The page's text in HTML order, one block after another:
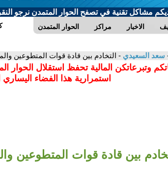
مشاكل تقنية في تصفح الحوار المتمدن نرجو
الحوار المتمدن مراكز الاخبار
سعد السعيدي - التخادم بين قادة قوات المتطوعين
وتبرعاتكن المالية تحفظ استقلال الحوار
استمرارية هذا الفضاء اليساري
بين قادة قوات المتطوعين